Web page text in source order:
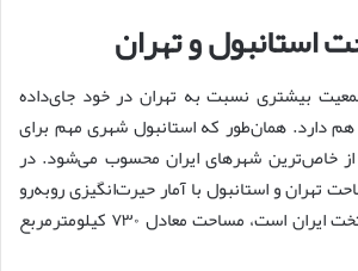
استانبول و تهران
بیشتری نسبت به تهران در خود جای‌داده
دارد. همان‌طور که استانبول شهری مهم برای
از خاص‌ترین شهرهای ایران محسوب می‌شود. در
تهران و استانبول با آمار حیرت‌انگیزی روبه‌رو
می‌شویم. تهران که پایتخت ایران است، مساحت معادل ۷۳۰ کیلومترمربع